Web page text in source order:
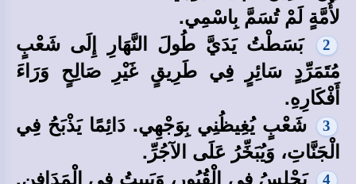
لأُمَّةٍ لَمْ تُسَمَّ بِاسْمِي.
2
بَسَطْتُ يَدَيَّ طُولَ النَّهَارِ إِلَى شَعْبٍ
مُتَمَرِّدٍ سَائِرٍ فِي طَرِيقٍ غَيْرِ صَالِحٍ وَرَاءَ
أَفْكَارِهِ.
3
شَعْبٍ يُغِيظُنِي بِوَجْهِي. دَائِمًا يَذْبَحُ فِي
الْجَنَّاتِ، وَيُبَخِّرُ عَلَى الآجُرِّ.
4
يَجْلِسُ فِي الْقُبُورِ، وَيَبِيتُ فِي الْمَدَافِنِ.